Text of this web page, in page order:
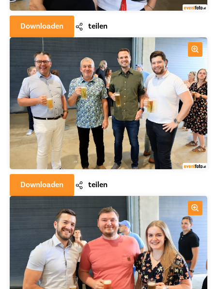
Downloaden teilen
Downloaden teilen